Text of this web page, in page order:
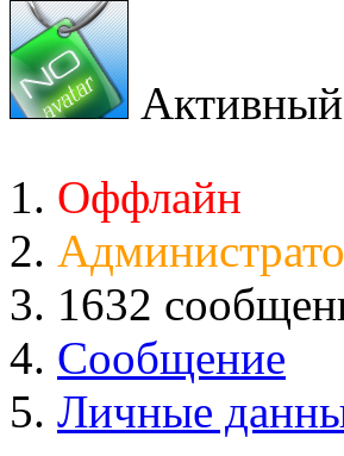
Оффлайн
1632
Сообщение
Личные